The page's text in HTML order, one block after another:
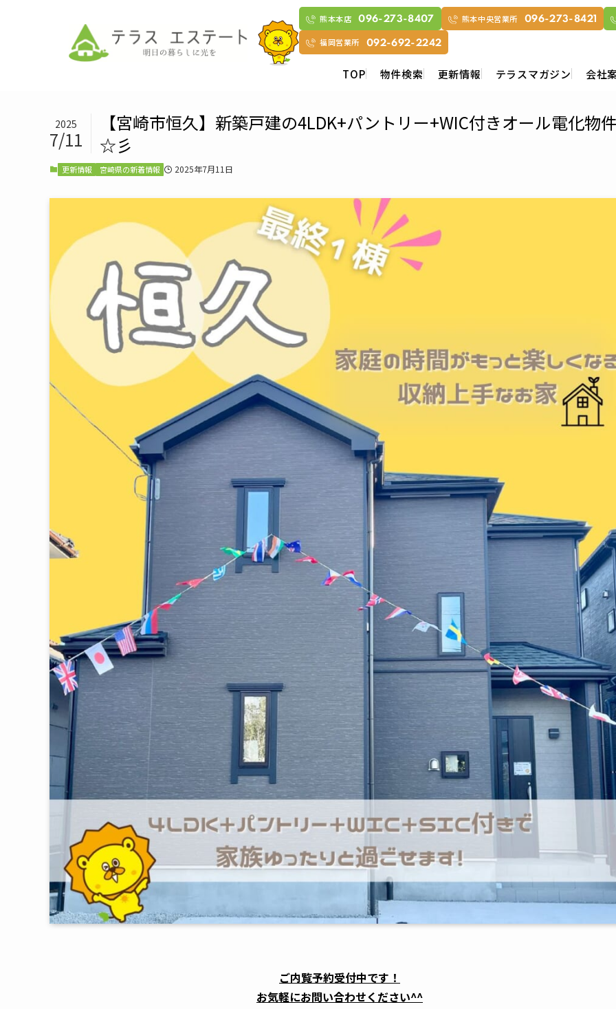
熊本本店 096-273-8407 熊本中央営業所 096-273-8421
福岡営業所 092-692-2242
TOP 物件検索 更新情報 テラスマガジン 会社
【宮崎市恒久】新築戸建の4LDK+パントリー+WIC付きオール電化物
☆彡
2025
7/11
更新情報 宮崎県の新着情報 2025年7月11日
ご内覧予約受付中です！
お気軽にお問い合わせください^^